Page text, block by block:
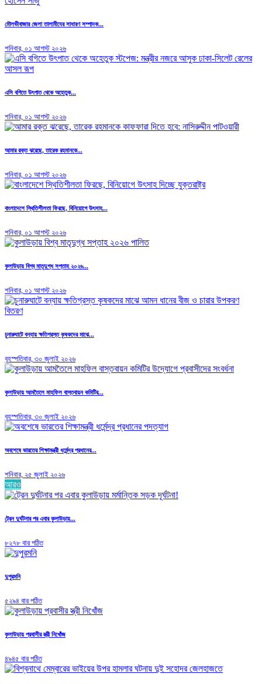
মৌলভীবাজার জেলা তালামীযের সাধারণ সম্পাদক...
শনিবার, ০১ আগস্ট ২০২৬
এসি বগিতে উৎপাত থেকে অহেতুক...
শনিবার, ০১ আগস্ট ২০২৬
আমার রক্ত ঝরেছে, তারেক রহমানকে...
শনিবার, ০১ আগস্ট ২০২৬
বাংলাদেশে স্থিতিশীলতা ফিরছে, বিনিয়োগে উৎসাহ...
শনিবার, ০১ আগস্ট ২০২৬
কুলাউড়ায় বিশ্ব মাতৃদুগ্ধ সপ্তাহ ২০২৬...
শনিবার, ০১ আগস্ট ২০২৬
চুনারুঘাটে বন্যায় ক্ষতিগ্রস্ত কৃষকদের মাঝে...
বৃহস্পতিবার, ৩০ জুলাই ২০২৬
কুলাউড়ায় আমতৈলে মাহফিল বাস্তবায়ন কমিটির...
বৃহস্পতিবার, ৩০ জুলাই ২০২৬
অবশেষে ভারতের শিক্ষামন্ত্রী ধর্মেন্দ্র প্রধানের...
শনিবার, ২৫ জুলাই ২০২৬
আরও
ট্রেন দুর্ঘটনার পর এবার কুলাউড়ায়...
৮২৭৮ বার পঠিত
দুপুরমনি
৫২৯৪ বার পঠিত
কুলাউড়ায় প্রবাসীর স্ত্রী নিখোঁজ
৪৯৪৫ বার পঠিত